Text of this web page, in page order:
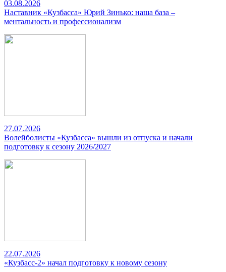
03.08.2026
Наставник «Кузбасса» Юрий Зинько: наша база –
ментальность и профессионализм
27.07.2026
Волейболисты «Кузбасса» вышли из отпуска и начали
подготовку к сезону 2026/2027
22.07.2026
«Кузбасс-2» начал подготовку к новому сезону